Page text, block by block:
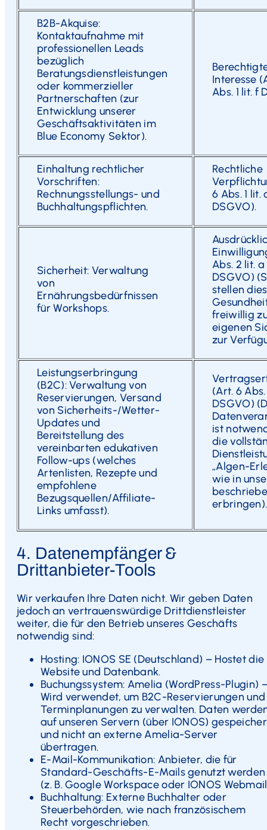
B2B-Akquise:
Kontaktaufnahme mit
professionellen Leads
bezüglich
Beratungsdienstleistungen
oder kommerzieller
Partnerschaften (zur
Entwicklung unserer
Geschäftsaktivitäten im
Blue Economy Sektor).
Interesse
Abs. 1 lit. f
Einhaltung rechtlicher
Vorschriften:
Rechnungsstellungs- und
Buchhaltungspflichten.
Rechtliche
6 Abs. 1 lit.
DSGVO).
Sicherheit: Verwaltung
von
Ernährungsbedürfnissen
für Workshops.
Abs. 2 lit. a
DSGVO)
stellen
freiwillig
eigenen
zur
Leistungserbringung
(B2C): Verwaltung von
Reservierungen, Versand
von Sicherheits-/Wetter-
Updates und
Bereitstellung des
vereinbarten edukativen
Follow-ups (welches
Artenlisten, Rezepte und
empfohlene
Bezugsquellen/Affiliate-
Links umfasst).
(Art. 6 Abs.
DSGVO)
ist
die
„Algen-
wie in
erbringen).
4. Datenempfänger &
Drittanbieter-Tools
Wir verkaufen Ihre Daten nicht. Wir geben Daten
jedoch an vertrauenswürdige Drittdienstleister
weiter, die für den Betrieb unseres Geschäfts
notwendig sind:
Hosting: IONOS SE (Deutschland) – Hostet die
Website und Datenbank.
Buchungssystem: Amelia (WordPress-Plugin)
Wird verwendet, um B2C-Reservierungen und
Terminplanungen zu verwalten. Daten
auf unseren Servern (über IONOS)
und nicht an externe Amelia-Server
übertragen.
E-Mail-Kommunikation: Anbieter, die für
Standard-Geschäfts-E-Mails genutzt werden
(z. B. Google Workspace oder IONOS
Buchhaltung: Externe Buchhalter oder
Steuerbehörden, wie nach französischem
Recht vorgeschrieben.